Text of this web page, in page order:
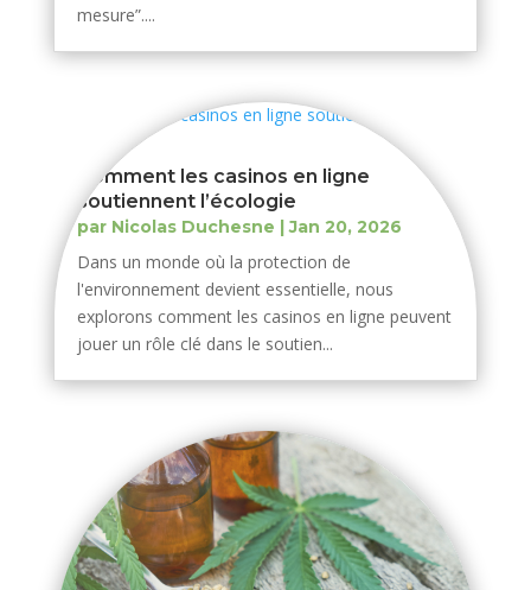
mesure”....
Comment les casinos en ligne
soutiennent l’écologie
par Nicolas Duchesne |Jan 20, 2026
Dans un monde où la protection de
l'environnement devient essentielle, nous
explorons comment les casinos en ligne peuvent
jouer un rôle clé dans le soutien...